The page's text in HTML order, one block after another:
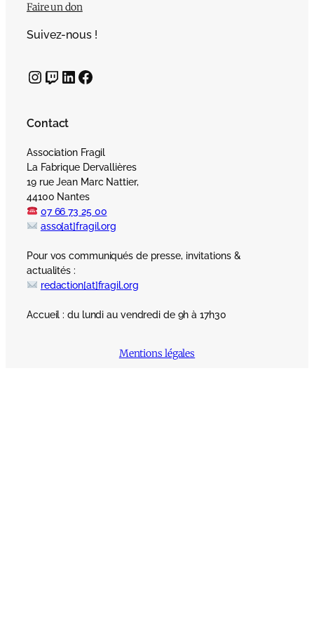
Faire un don
Suivez-nous !
InstagramTwitch LinkedIn Facebook
Contact
Association Fragil
La Fabrique Dervallières
19 rue Jean Marc Nattier,
44100 Nantes
07 66 73 25 00
asso[at]fragil.org
Pour vos communiqués de presse, invitations &
actualités :
redaction[at]fragil.org
Accueil : du lundi au vendredi de 9h à 17h30
Mentions légales